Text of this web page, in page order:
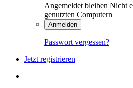
Angemeldet bleiben Nicht
genutzten Computern
Anmelden
Passwort vergessen?
Jetzt registrieren